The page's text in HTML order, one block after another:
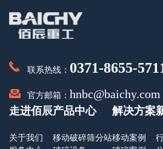
联系热线： 0371-8655-
官方邮箱： hnbc@baichy.com
走进佰辰
关于我们
产品中心
移动破碎筛分站
解决方案
移动案例